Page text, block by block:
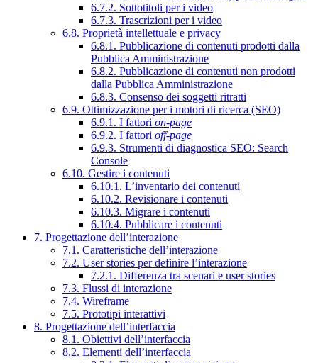
6.7.2. Sottotitoli per i video
6.7.3. Trascrizioni per i video
6.8. Proprietà intellettuale e privacy
6.8.1. Pubblicazione di contenuti prodotti dalla
Pubblica Amministrazione
6.8.2. Pubblicazione di contenuti non prodotti
dalla Pubblica Amministrazione
6.8.3. Consenso dei soggetti ritratti
6.9. Ottimizzazione per i motori di ricerca (SEO)
6.9.1. I fattori on-page
6.9.2. I fattori off-page
6.9.3. Strumenti di diagnostica SEO: Search
Console
6.10. Gestire i contenuti
6.10.1. L’inventario dei contenuti
6.10.2. Revisionare i contenuti
6.10.3. Migrare i contenuti
6.10.4. Pubblicare i contenuti
7. Progettazione dell’interazione
7.1. Caratteristiche dell’interazione
7.2. User stories per definire l’interazione
7.2.1. Differenza tra scenari e user stories
7.3. Flussi di interazione
7.4. Wireframe
7.5. Prototipi interattivi
8. Progettazione dell’interfaccia
8.1. Obiettivi dell’interfaccia
8.2. Elementi dell’interfaccia